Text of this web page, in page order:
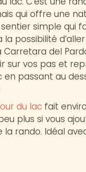
qui offre une
sentier simple qui
la possibilité
Carretara del
sur vos pas et
en passant au
du lac fait
plus si vous
la rando. Idéal